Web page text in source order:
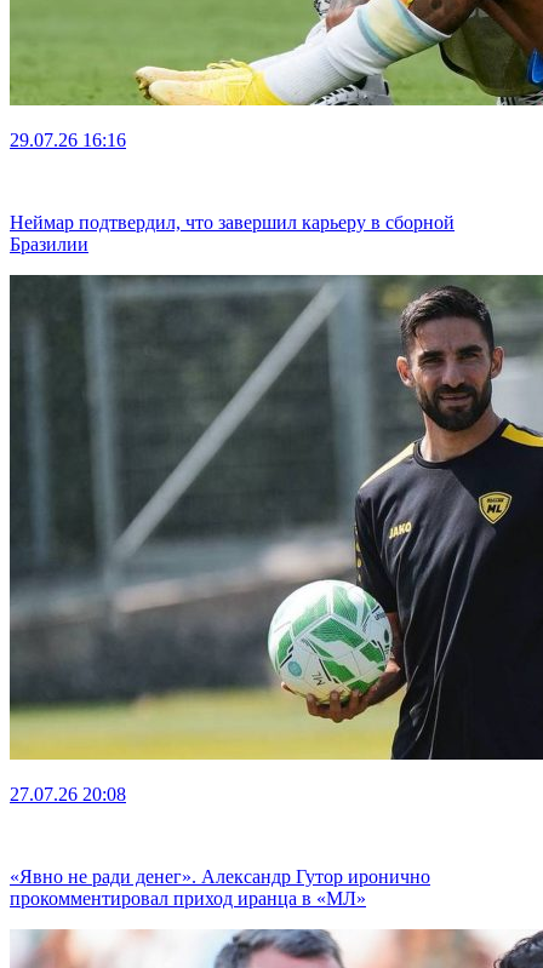
29.07.26 16:16
Неймар подтвердил, что завершил карьеру в сборной
Бразилии
27.07.26 20:08
«Явно не ради денег». Александр Гутор иронично
прокомментировал приход иранца в «МЛ»